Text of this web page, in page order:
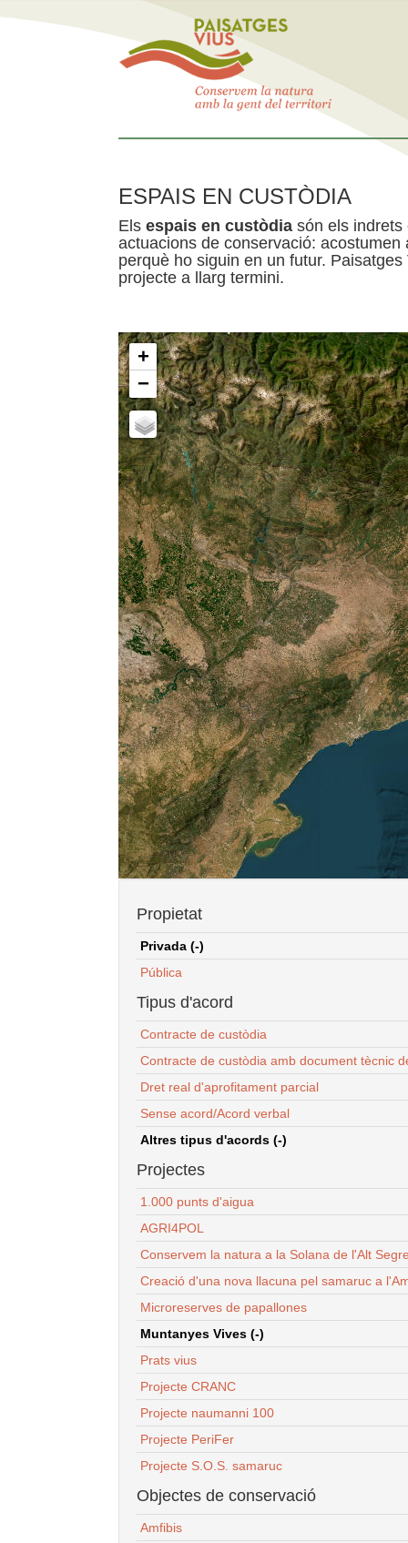
ESPAIS EN CUSTÒDIA
Els espais en custòdia són els indrets
actuacions de conservació:
perquè ho siguin en un futur.
projecte a llarg termini.
+
−
Propietat
Privada (-)
Pública
Tipus d'acord
Contracte de custòdia
Contracte de custòdia amb document tècnic
Dret real d'aprofitament parcial
Sense acord/Acord verbal
Altres tipus d'acords (-)
Projectes
1.000 punts d'aigua
AGRI4POL
Conservem la natura a la Solana de l'Alt
Creació d'una nova llacuna pel samaruc a
Microreserves de papallones
Muntanyes Vives (-)
Prats vius
Projecte CRANC
Projecte naumanni 100
Projecte PeriFer
Projecte S.O.S. samaruc
Objectes de conservació
Amfibis